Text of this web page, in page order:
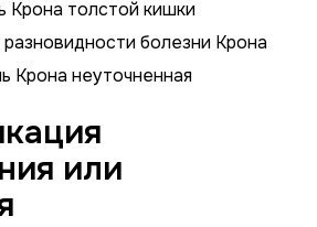
Крона толстой кишки
болезни Крона
Крона неуточненная
или